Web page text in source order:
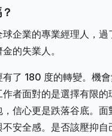
企業的專業經理人，過
的失業人。
了 180 度的轉變。機
者面對的是選擇有限的
信心更是跌落谷底。面
安全感。是否該壓抑自